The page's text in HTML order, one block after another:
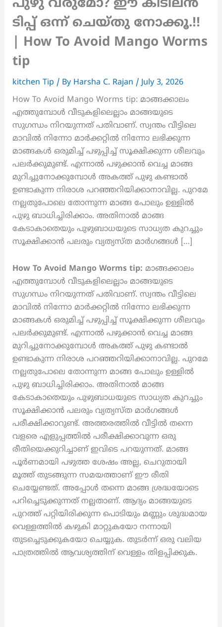
പുഴു വരുമോ? ഈ കിടിലൻ
ടിപ്പ് ഒന്ന് ചെയ്തു നോക്കൂ.!!
| How To Avoid Mango Worms
tip
kitchen Tip / By Harsha C. Rajan / July 3, 2026
How To Avoid Mango Worms tip: മാങ്ങക്കാലം
എത്തുമ്പോൾ വീടുകളിലെല്ലാം മാങ്ങയുടെ
സുഗന്ധം നിറയുന്നത് പതിവാണ്. സ്വന്തം വീട്ടിലെ
മാവിൽ നിന്നോ മാർക്കറ്റിൽ നിന്നോ ലഭിക്കുന്ന
മാങ്ങകൾ ഒരുമിച്ച് പഴുപ്പിച്ച് സൂക്ഷിക്കുന്ന ശീലവും
പലർക്കുമുണ്ട്. എന്നാൽ പഴുക്കാൻ വെച്ച മാങ്ങ
മുറിച്ചുനോക്കുമ്പോൾ അകത്ത് പുഴു കണ്ടാൽ
ഉണ്ടാകുന്ന നിരാശ പറഞ്ഞറിയിക്കാനാവില്ല. പുറമേ
നല്ലതുപോലെ തോന്നുന്ന മാങ്ങ പോലും ഉള്ളിൽ
പുഴു ബാധിച്ചിരിക്കാം. അതിനാൽ മാങ്ങ
കേടാകാതെയും പുഴുബാധയുടെ സാധ്യത കുറച്ചും
സൂക്ഷിക്കാൻ പലരും വ്യത്യസ്ത മാർഗങ്ങൾ […]
How To Avoid Mango Worms tip: മാങ്ങക്കാലം
എത്തുമ്പോൾ വീടുകളിലെല്ലാം മാങ്ങയുടെ
സുഗന്ധം നിറയുന്നത് പതിവാണ്. സ്വന്തം വീട്ടിലെ
മാവിൽ നിന്നോ മാർക്കറ്റിൽ നിന്നോ ലഭിക്കുന്ന
മാങ്ങകൾ ഒരുമിച്ച് പഴുപ്പിച്ച് സൂക്ഷിക്കുന്ന ശീലവും
പലർക്കുമുണ്ട്. എന്നാൽ പഴുക്കാൻ വെച്ച മാങ്ങ
മുറിച്ചുനോക്കുമ്പോൾ അകത്ത് പുഴു കണ്ടാൽ
ഉണ്ടാകുന്ന നിരാശ പറഞ്ഞറിയിക്കാനാവില്ല. പുറമേ
നല്ലതുപോലെ തോന്നുന്ന മാങ്ങ പോലും ഉള്ളിൽ
പുഴു ബാധിച്ചിരിക്കാം. അതിനാൽ മാങ്ങ
കേടാകാതെയും പുഴുബാധയുടെ സാധ്യത കുറച്ചും
സൂക്ഷിക്കാൻ പലരും വ്യത്യസ്ത മാർഗങ്ങൾ
പരീക്ഷിക്കാറുണ്ട്. അത്തരത്തിൽ വീട്ടിൽ തന്നെ
വളരെ എളുപ്പത്തിൽ പരീക്ഷിക്കാവുന്ന ഒരു
രീതിയെക്കുറിച്ചാണ് ഇവിടെ പറയുന്നത്. മാങ്ങ
പൂർണമായി പഴുത്ത ശേഷം അല്ല, ചെറുതായി
മൂത്ത് തുടങ്ങുന്ന സമയത്താണ് ഈ രീതി
ചെയ്യേണ്ടത്. അപ്പോൾ തന്നെ മാങ്ങ ശ്രദ്ധയോടെ
പറിച്ചെടുക്കുന്നത് നല്ലതാണ്. ആദ്യം മാങ്ങയുടെ
പുറത്ത് പറ്റിയിരിക്കുന്ന പൊടിയും മണ്ണും ശുദ്ധമായ
വെള്ളത്തിൽ കഴുകി മാറ്റുകയോ നന്നായി
തുടച്ചെടുക്കുകയോ ചെയ്യുക. തുടർന്ന് ഒരു വലിയ
പാത്രത്തിൽ ആവശ്യത്തിന് വെള്ളം തിളപ്പിക്കുക.